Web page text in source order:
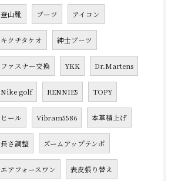
登山靴 ブーツ アイコン
キクチタケオ 紳士ブーツ
ファスナー交換 YKK Dr.Martens
Nike golf RENNIE5 TOPY
ヒール Vibram5586 本革積上げ
長さ調整 ズームアップテンポ
エアフォースワン 表皮張り替え